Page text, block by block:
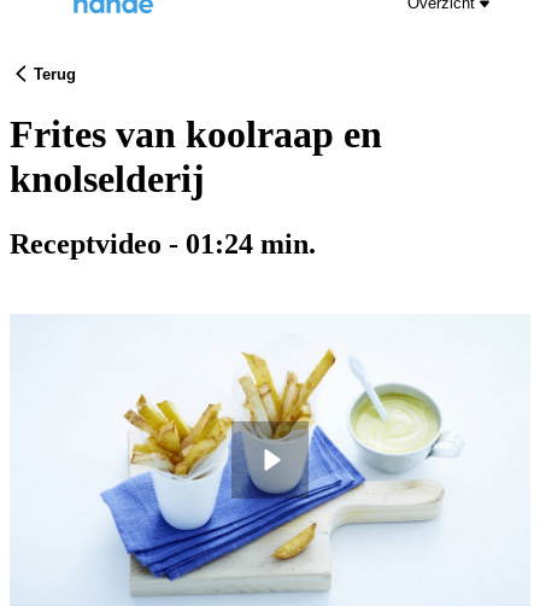
Terug
Frites van koolraap en
knolselderij
Receptvideo - 01:24 min.